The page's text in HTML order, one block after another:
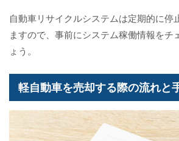
自動車リサイクルシステムは定期的に停
ますので、事前にシステム稼働情報をチ
ょう。
軽自動車を売却する際の流れと